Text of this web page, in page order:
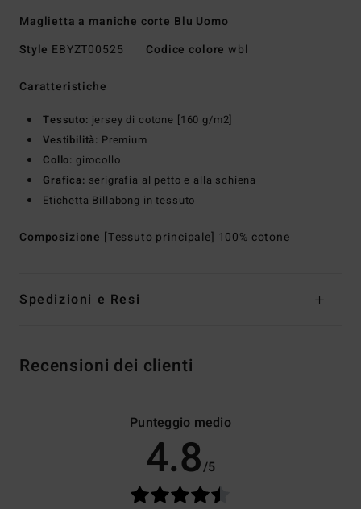
Maglietta a maniche corte Blu Uomo
Style EBYZT00525 Codice colore wbl
Caratteristiche
Tessuto: jersey di cotone [160 g/m2]
Vestibilità: Premium
Collo: girocollo
Grafica: serigrafia al petto e alla schiena
Etichetta Billabong in tessuto
Composizione [Tessuto principale] 100% cotone
Spedizioni e Resi
Recensioni dei clienti
Punteggio medio
4.8/5